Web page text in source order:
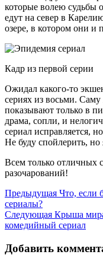
которые волею судьбы
едут на север в
озере, в котором они и
Кадр из первой серии
Ожидал какого-то
сериях из восьми.
показывают только в
драма, сопли, и
сериал исправляется,
Не буду спойлерить,
Всем только отличных
разочарований!
Навигация
по
записям
Предыдущая
запись
Предыдущая Что, если
сериалы?
Следующая
запись
Следующая Крыша
комедийный сериал
Добавить